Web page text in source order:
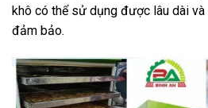
khô có thể sử dụng được lâu dài
đảm bảo.